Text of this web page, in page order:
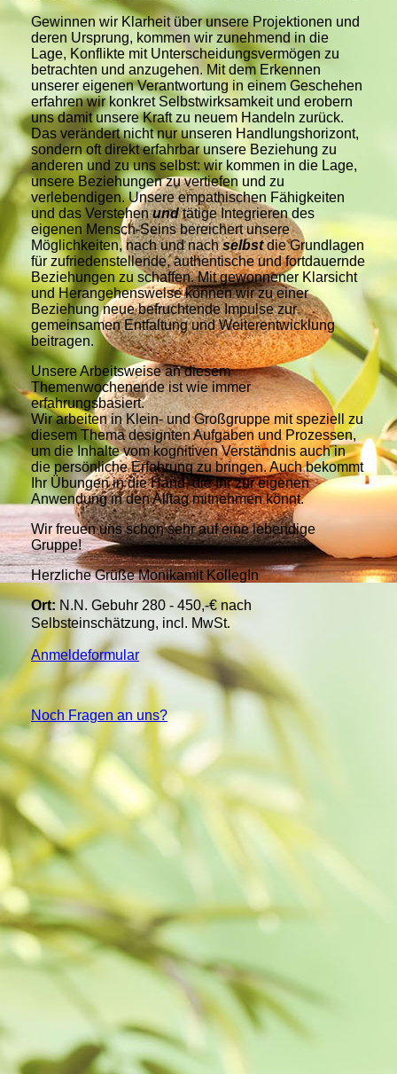
Gewinnen wir Klarheit über unsere Projektionen und
deren Ursprung, kommen wir zunehmend in die
Lage, Konflikte mit Unterscheidungsvermögen zu
betrachten und anzugehen. Mit dem Erkennen
unserer eigenen Verantwortung in einem Geschehen
erfahren wir konkret Selbstwirksamkeit und erobern
uns damit unsere Kraft zu neuem Handeln zurück.
Das verändert nicht nur unseren Handlungshorizont,
sondern oft direkt erfahrbar unsere Beziehung zu
anderen und zu uns selbst: wir kommen in die Lage,
unsere Beziehungen zu vertiefen und zu
verlebendigen. Unsere empathischen Fähigkeiten
und das Verstehenundtätige Integrieren des
eigenen Mensch-Seins bereichert unsere
Möglichkeiten, nach und nachselbstdie Grundlagen
für zufriedenstellende, authentische und fortdauernde
Beziehungen zu schaffen. Mit gewonnener Klarsicht
und Herangehensweise können wir zu einer
Beziehung neue befruchtende Impulse zur
gemeinsamen Entfaltung und Weiterentwicklung
beitragen.
Unsere Arbeitsweise an diesem
Themenwochenende ist wie immer
erfahrungsbasiert.
Wir arbeiten in Klein- und Großgruppe mit speziell zu
diesem Thema designten Aufgaben und Prozessen,
um die Inhalte vom kognitiven Verständnis auch in
die persönliche Erfahrung zu bringen. Auch bekommt
Ihr Übungen in die Hand, die Ihr zur eigenen
Anwendung in den Alltag mitnehmen könnt.
Wir freuen uns schon sehr auf eine lebendige
Gruppe!
Herzliche Grüße Monikamit KollegIn
Ort: N.N. Gebuhr 280 - 450,-€ nach
Selbsteinschätzung, incl. MwSt.
Anmeldeformular
Noch Fragen an uns?